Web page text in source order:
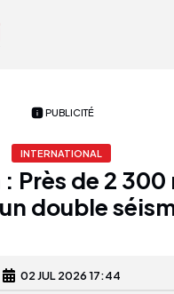
PUBLICITÉ
INTERNATIONAL
Près de 2
double
02 JUL 2026 17:44